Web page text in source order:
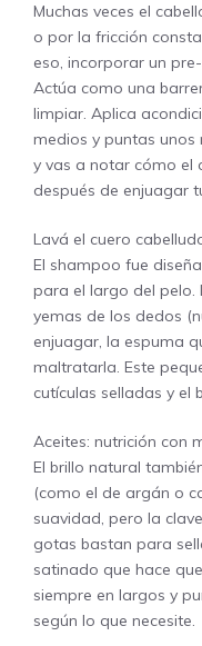
Muchas veces el
o por la fricción
eso, incorporar un
Actúa como una
limpiar. Aplica
medios y puntas
y vas a notar cómo el
después de enjuagar
Lavá el cuero
El shampoo fue
para el largo del pelo.
yemas de los dedos
enjuagar, la espuma
maltratarla. Este
cutículas selladas y el
Aceites: nutrición con
El brillo natural
(como el de argán o
suavidad, pero la
gotas bastan para
satinado que hace
siempre en largos y
según lo que necesite.